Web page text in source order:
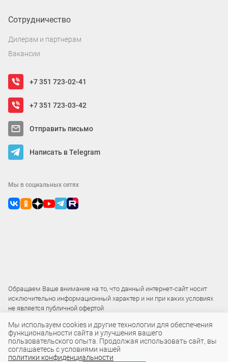
Сотрудничество
Дилерам и партнерам
Вакансии
+7 351 723-02-41
+7 351 723-03-42
Отправить письмо
Написать в Telegram
Мы в социальных сетях
Обращаем Ваше внимание на то, что данный интернет-сайт носит
исключительно информационный характер и ни при каких условиях
не является публичной офертой
2015 – 2026 © ООО «Локос»
Мы используем cookies и другие технологии для обеспечения
функциональности сайта и улучшения вашего
пользовательского опыта. Продолжая использовать сайт, вы
соглашаетесь с условиями нашей
политики конфиденциальности